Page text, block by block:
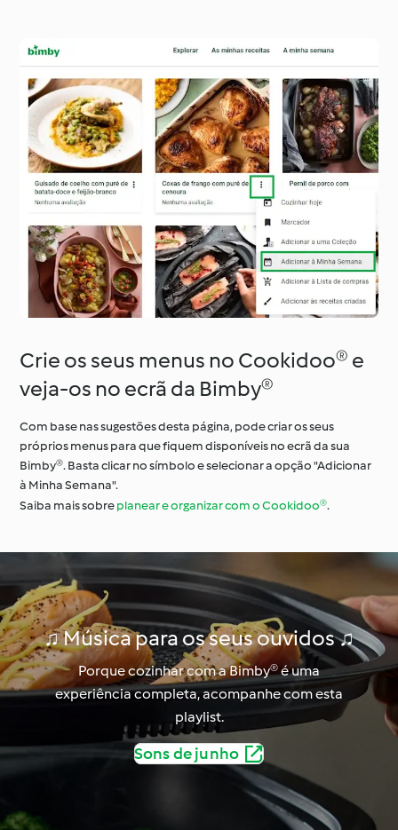
Crie os seus menus no Cookidoo® e
veja-os no ecrã da Bimby®
Com base nas sugestões desta página, pode criar os seus
próprios menus para que fiquem disponíveis no ecrã da sua
Bimby®. Basta clicar no símbolo e selecionar a opção "Adicionar
à Minha Semana".
Saiba mais sobreplanear e organizar com o Cookidoo®.
♫ Música para os seus ouvidos ♫
Porque cozinhar com a Bimby® é uma
experiência completa, acompanhe com esta
playlist.
Sons de junho